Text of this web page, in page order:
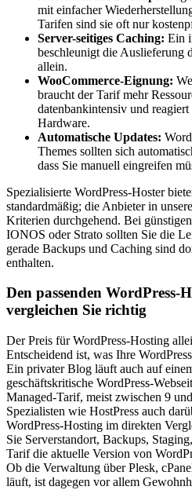
mit einfacher
Tarifen sind sie oft nur
Server-seitiges Caching: Ein
beschleunigt die Auslieferung
allein.
WooCommerce-Eignung:
braucht der Tarif mehr
datenbankintensiv und
Hardware.
Automatische Updates:
Themes sollten sich
dass Sie manuell eingreifen
Spezialisierte WordPress-Hoster
standardmäßig; die Anbieter in
Kriterien durchgehend. Bei
IONOS oder Strato sollten Sie die
gerade Backups und Caching sind
enthalten.
Den passenden WordPress-
vergleichen Sie richtig
Der Preis für WordPress-Hosting
Entscheidend ist, was Ihre
Ein privater Blog läuft auch auf
geschäftskritische WordPress-
Managed-Tarif, meist zwischen 9
Spezialisten wie HostPress auch
WordPress-Hosting im direkten
Sie Serverstandort, Backups,
Tarif die aktuelle Version von
Ob die Verwaltung über Plesk,
läuft, ist dagegen vor allem